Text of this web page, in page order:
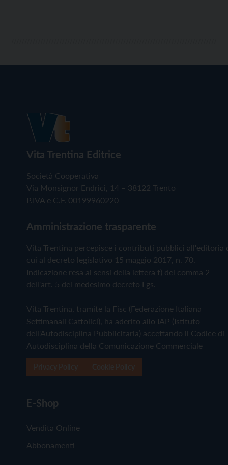
Vita Trentina Editrice
Società Cooperativa
Via Monsignor Endrici, 14 – 38122 Trento
P.IVA e C.F. 00199960220
Amministrazione trasparente
Vita Trentina percepisce i contributi pubblici all'editoria
cui al decreto legislativo 15 maggio 2017, n. 70.
Indicazione resa ai sensi della lettera f) del comma 2
dell'art. 5 del medesimo decreto Lgs.
Vita Trentina, tramite la Fisc (Federazione Italiana
Settimanali Cattolici), ha aderito allo IAP (Istituto
dell'Autodisciplina Pubblicitaria) accettando il Codice di
Autodisciplina della Comunicazione Commerciale
E-Shop
Vendita Online
Abbonamenti